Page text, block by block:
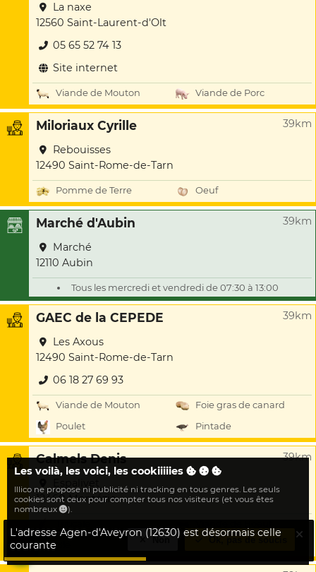
La naxe
12560 Saint-Laurent-d'Olt
05 65 52 74 13
Site internet
Viande de Mouton Viande de Porc
Miloriaux Cyrille 39km
Rebouisses
12490 Saint-Rome-de-Tarn
Pomme de Terre Oeuf
Marché d'Aubin 39km
Marché
12110 Aubin
Tous les mercredi et vendredi de 07:30 à 13:00
GAEC de la CEPEDE 39km
Les Axous
12490 Saint-Rome-de-Tarn
06 18 27 69 93
Viande de Mouton
Foie gras de canard
Poulet
Pintade
Calmels Denis 39km
12460 Montézic
Blé
L'adresse Agen-d'Aveyron (12630) est désormais celle
courante
Les voilà, les voici, les cookiiiiies
Illico ne propose ni publicité ni tracking en tous genres. Les seuls
cookies sont ceux pour compter tous nos visiteurs (et vous êtes
nombreux
).
Non Ok, pas de soucis